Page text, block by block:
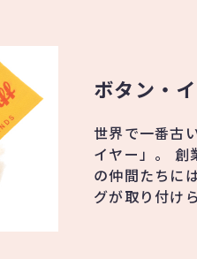
ボタン・
世界で一番古
イヤー」。 創
の仲間たちに
グが取り付け